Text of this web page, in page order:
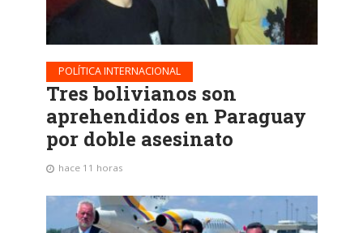
POLÍTICA INTERNACIONAL
Tres bolivianos son
aprehendidos en Paraguay
por doble asesinato
hace 11 horas